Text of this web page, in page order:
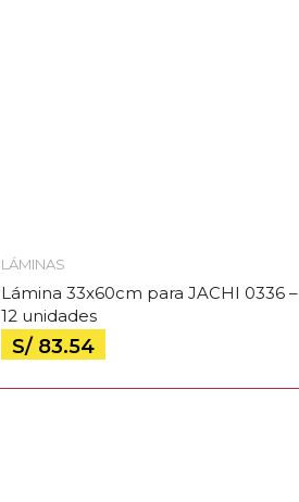
LÁMINAS
Lámina 33x60cm para JACHI 0336 –
12 unidades
S/ 83.54